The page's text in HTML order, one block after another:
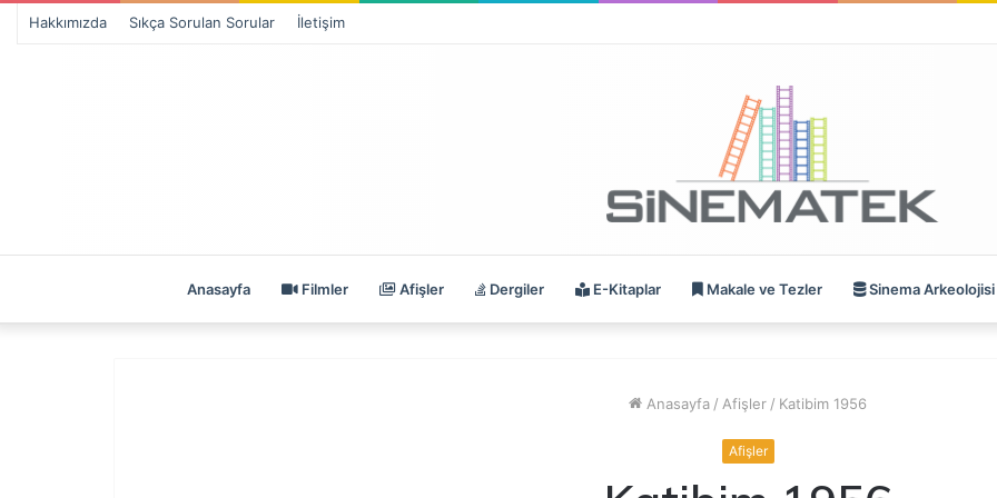
Hakkımızda Sıkça Sorulan Sorular İletişim
Anasayfa Filmler Afişler Dergiler E-Kitaplar Makale ve Tezler Sinema Arkeolojisi
Anasayfa / Afişler / Katibim 1956
Afişler